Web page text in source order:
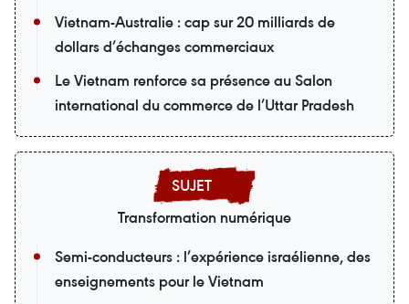
Vietnam-Australie : cap sur 20 milliards de
dollars d’échanges commerciaux
Le Vietnam renforce sa présence au Salon
international du commerce de l’Uttar Pradesh
Transformation numérique
Semi-conducteurs : l’expérience israélienne, des
enseignements pour le Vietnam